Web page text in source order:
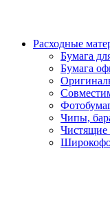
Расходные
Бумага
Бумага
Чипы,
Чистящие